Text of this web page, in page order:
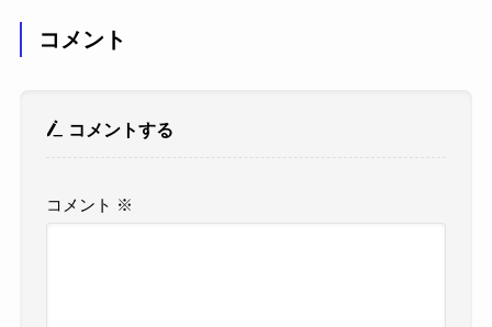
コメント
コメントする
コメント ※